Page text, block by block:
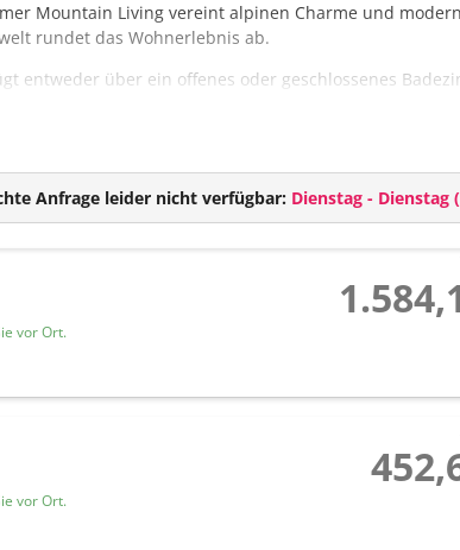
Mountain Living vereint alpinen Charme und
rundet das Wohnerlebnis ab.
entweder über ein offenes oder geschlossenes
Anfrage leider nicht verfügbar: Dienstag - Dienstag (
vor Ort.
vor Ort.